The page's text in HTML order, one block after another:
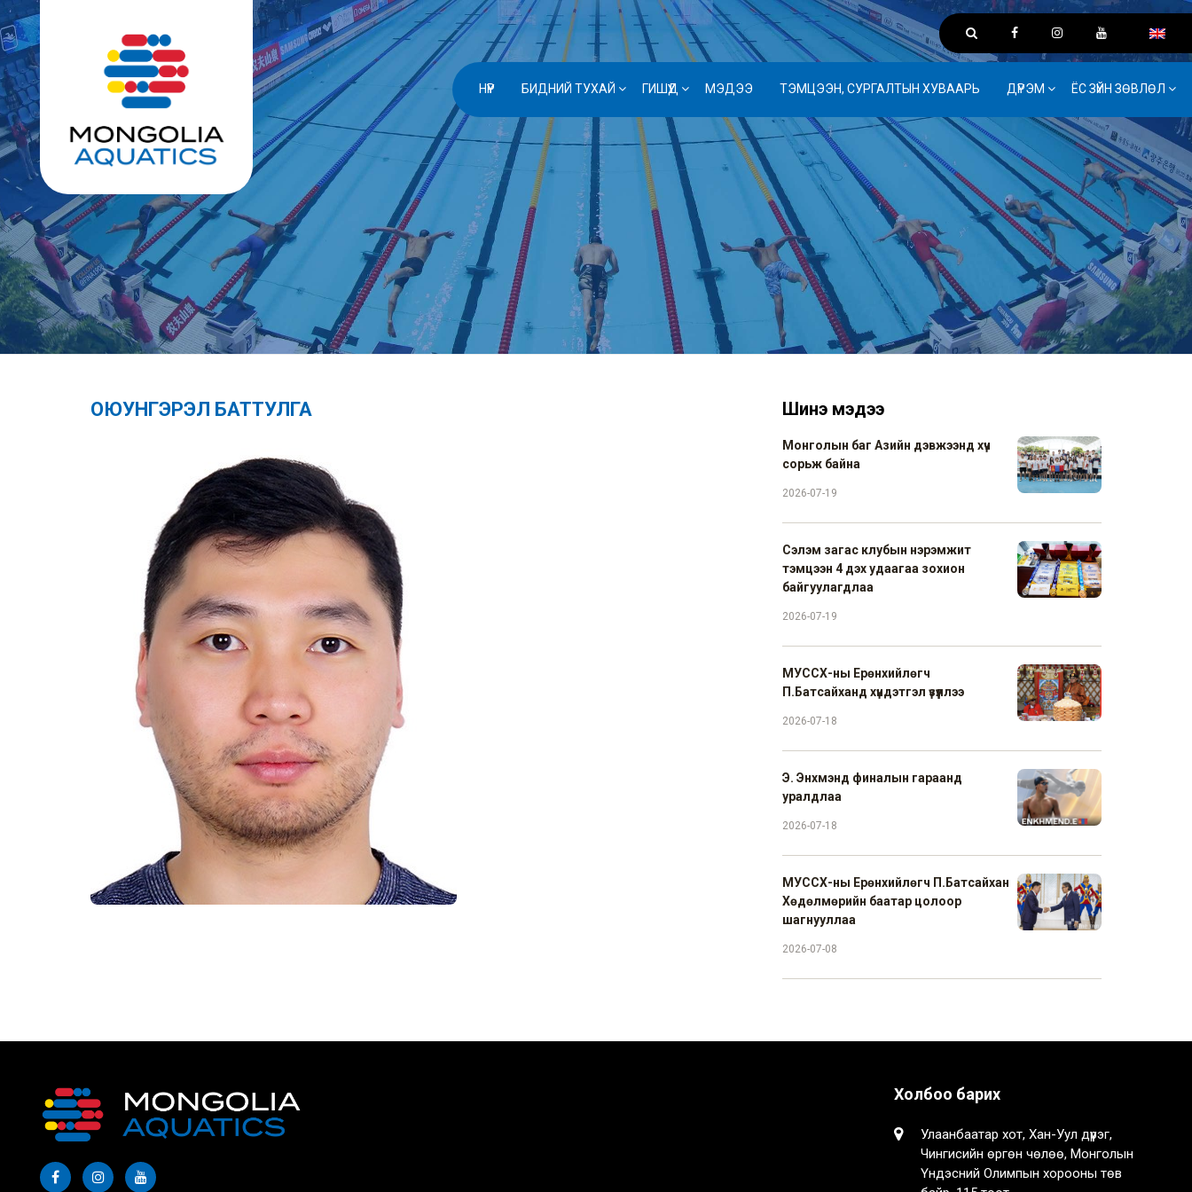
НҮҮР БИДНИЙ ТУХАЙ ГИШҮҮД МЭДЭЭ ТЭМЦЭЭН, СУРГАЛТЫН ХУВААРЬ ДҮРЭМ ЁС ЗҮЙН ЗӨВЛӨЛ
ОЮУНГЭРЭЛ БАТТУЛГА Шинэ мэдээ
Монголын баг Азийн дэвжээнд хүч
сорьж байна
2026-07-19
Сэлэм загас клубын нэрэмжит
тэмцээн 4 дэх удаагаа зохион
байгуулагдлаа
2026-07-19
МУССХ-ны Ерөнхийлөгч
П.Батсайханд хүндэтгэл үзүүллээ
2026-07-18
Э. Энхмэнд финалын гараанд
уралдлаа
2026-07-18
МУССХ-ны Ерөнхийлөгч П.Батсайхан
Хөдөлмөрийн баатар цолоор
шагнууллаа
2026-07-08
Холбоо барих
Улаанбаатар хот, Хан-Уул дүүрэг,
Чингисийн өргөн чөлөө, Монголын
Үндэсний Олимпын хорооны төв